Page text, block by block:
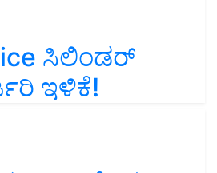
ಸಿಲಿಂಡರ್‌
ಇಳಿಕೆ!